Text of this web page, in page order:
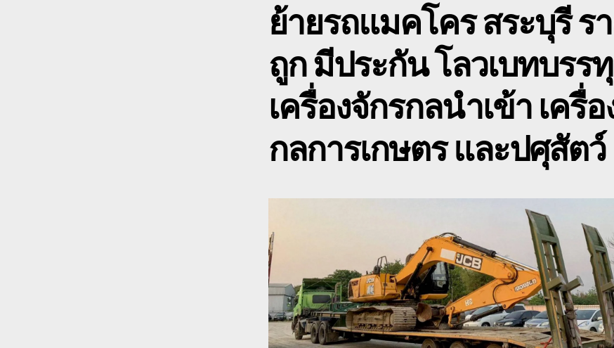
ย้ายรถแมคโคร สระบุรี ร
ถูก มีประกัน โลวเบทบรร
เครื่องจักรกลนำเข้า เครื่
กลการเกษตร และปศุสัตว์